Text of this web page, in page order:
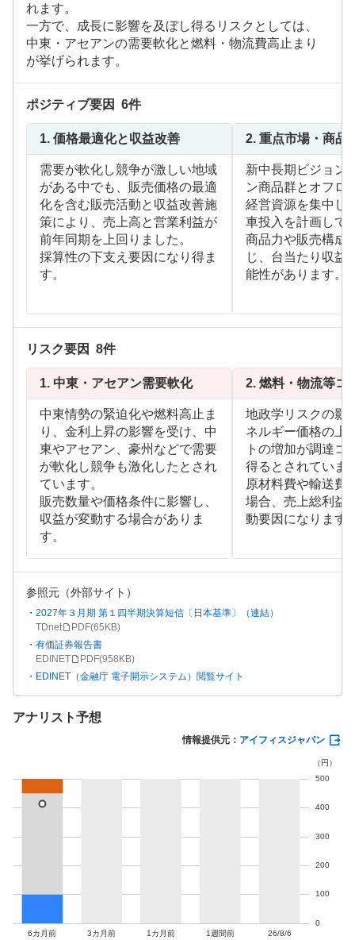
れます。
一方で、成長に影響を及ぼし得るリスクとしては、
中東・アセアンの需要軟化と燃料・物流費高止まり
が挙げられます。
ポジティブ要因 6件
1. 価格最適化と収益改善
需要が軟化し競争が激しい地域
がある中でも、販売価格の最適
化を含む販売活動と収益改善施
策により、売上高と営業利益が
前年同期を上回りました。
採算性の下支え要因になり得ま
す。
2. 重点市場・商品
新中長期ビジョン
ン商品群とオフロ
経営資源を集中し
車投入を計画して
商品力や販売構成
じ、台当たり収益
能性があります。
リスク要因 8件
1. 中東・アセアン需要軟化
中東情勢の緊迫化や燃料高止ま
り、金利上昇の影響を受け、中
東やアセアン、豪州などで需要
が軟化し競争も激化したとされ
ています。
販売数量や価格条件に影響し、
収益が変動する場合がありま
す。
2. 燃料・物流等コ
地政学リスクの影
ネルギー価格の上
トの増加が調達コ
得るとされていま
原材料費や輸送費
場合、売上総利益
動要因になります
参照元（外部サイト）
2027年３月期 第１四半期決算短信〔日本基準〕（連結）
TDnet
PDF(65KB)
有価証券報告書
EDINET
PDF(958KB)
EDINET（金融庁 電子開示システム）閲覧サイト
アナリスト予想
情報提供元： アイフィスジャパン